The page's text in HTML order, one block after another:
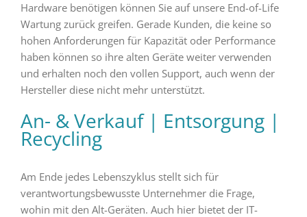
Hardware benötigen können Sie auf unsere End-of-Life
Wartung zurück greifen. Gerade Kunden, die keine so
hohen Anforderungen für Kapazität oder Performance
haben können so ihre alten Geräte weiter verwenden
und erhalten noch den vollen Support, auch wenn der
Hersteller diese nicht mehr unterstützt.
An- & Verkauf | Entsorgung |
Recycling
Am Ende jedes Lebenszyklus stellt sich für
verantwortungsbewusste Unternehmer die Frage,
wohin mit den Alt-Geräten. Auch hier bietet der IT-